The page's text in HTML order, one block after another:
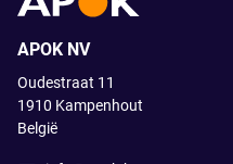
APOK NV
Oudestraat 11
1910 Kampenhout
België